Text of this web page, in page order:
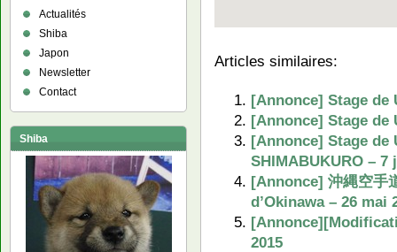
Articles similaires:
[Annonce] Stage de
[Annonce] Stage de
[Annonce] Stage de
SHIMABUKURO – 7
[Annonce] 沖縄空手
d’Okinawa – 26 mai
2015
Actualités
Shiba
Japon
Newsletter
Contact
Shiba